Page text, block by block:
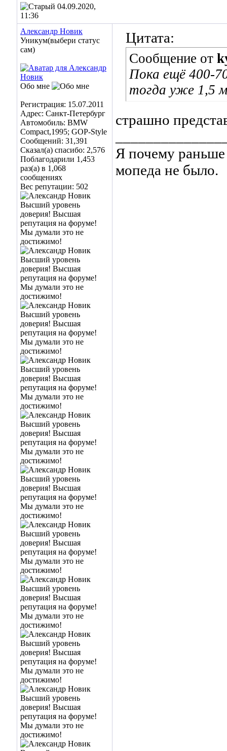
04.09.2020,
11:36
Александр Новик
Уникум(выбери статус
сам)
Обо мне
Регистрация: 15.07.2011
Адрес: Санкт-Петербург
Автомобиль: BMW
Compact,1995; GOP-Style
Сообщений: 31,391
Сказал(а) спасибо: 2,576
Поблагодарили 1,453
раз(а) в 1,068
сообщениях
Вес репутации: 502
Цитата:
Сообщение от
Пока ещё 400-
тогда уже 1,5
страшно
Я почему
мопеда не было.